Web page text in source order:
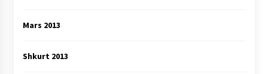
Mars 2013
Shkurt 2013